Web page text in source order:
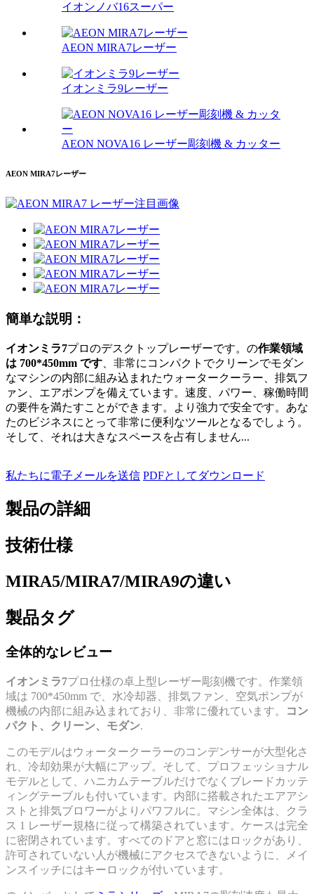
イオンノバ16スーパー
AEON MIRA7レーザー
イオンミラ9レーザー
AEON NOVA16 レーザー彫刻機 & カッター
AEON MIRA7レーザー
簡単な説明：
イオンミラ7プロのデスクトップレーザーです。の作業領域
は 700*450mm です 、非常にコンパクトでクリーンでモダン
なマシンの内部に組み込まれたウォータークーラー、排気フ
ァン、エアポンプを備えています。速度、パワー、稼働時間
の要件を満たすことができます。より強力で安全です。あな
たのビジネスにとって非常に便利なツールとなるでしょう。
そして、それは大きなスペースを占有しません...
私たちに電子メールを送信 PDFとしてダウンロード
製品の詳細
技術仕様
MIRA5/MIRA7/MIRA9の違い
製品タグ
全体的なレビュー
イオンミラ7プロ仕様の卓上型レーザー彫刻機です。作業領
域は 700*450mm で、水冷却器、排気ファン、空気ポンプが
機械の内部に組み込まれており、非常に優れています。
コン
パクト、クリーン、モダン.
このモデルはウォータークーラーのコンデンサーが大型化さ
れ、冷却効果が大幅にアップ。そして、プロフェッショナル
モデルとして、ハニカムテーブルだけでなくブレードカッテ
ィングテーブルも付いています。内部に搭載されたエアアシ
ストと排気ブロワーがよりパワフルに。マシン全体は、クラ
ス 1 レーザー規格に従って構築されています。ケースは完全
に密閉されています。すべてのドアと窓にはロックがあり、
許可されていない人が機械にアクセスできないように、メイ
ンスイッチにはキーロックが付いています。